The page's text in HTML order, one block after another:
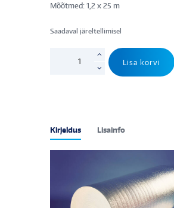
Mõõtmed: 1,2 x 25 m
Saadaval järeltellimisel
pool,
30m²
Lisa korvi
Kirjeldus Lisainfo